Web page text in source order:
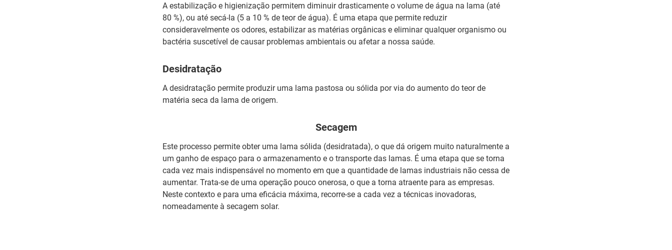
A estabilização e higienização permitem diminuir drasticamente o volume de água na lama (até
80 %), ou até secá-la (5 a 10 % de teor de água). É uma etapa que permite reduzir
consideravelmente os odores, estabilizar as matérias orgânicas e eliminar qualquer organismo ou
bactéria suscetível de causar problemas ambientais ou afetar a nossa saúde.
Desidratação
A desidratação permite produzir uma lama pastosa ou sólida por via do aumento do teor de
matéria seca da lama de origem.
Secagem
Este processo permite obter uma lama sólida (desidratada), o que dá origem muito naturalmente a
um ganho de espaço para o armazenamento e o transporte das lamas. É uma etapa que se torna
cada vez mais indispensável no momento em que a quantidade de lamas industriais não cessa de
aumentar. Trata-se de uma operação pouco onerosa, o que a torna atraente para as empresas.
Neste contexto e para uma eficácia máxima, recorre-se a cada vez a técnicas inovadoras,
nomeadamente à secagem solar.